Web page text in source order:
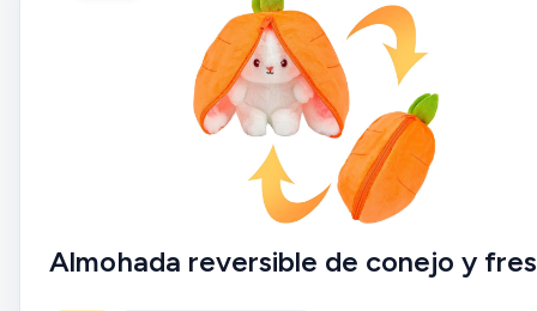
Almohada reversible de conejo y